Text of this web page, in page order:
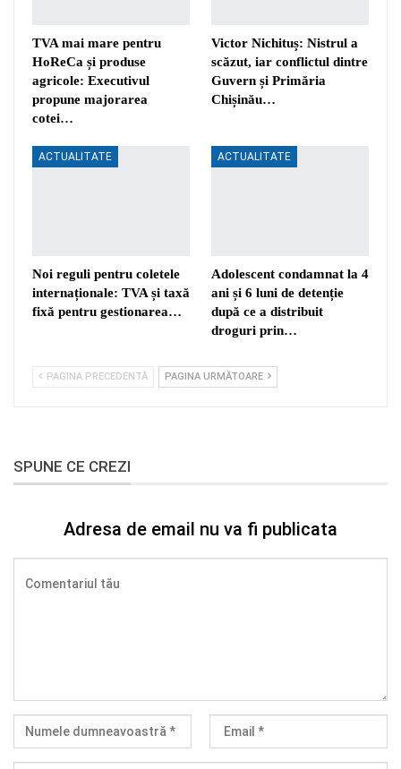
TVA mai mare pentru
HoReCa și produse
agricole: Executivul
propune majorarea
cotei…
Victor Nichituș: Nistrul a
scăzut, iar conflictul dintre
Guvern și Primăria
Chișinău…
ACTUALITATE
Noi reguli pentru coletele
internaționale: TVA și taxă
fixă pentru gestionarea…
ACTUALITATE
Adolescent condamnat la 4
ani și 6 luni de detenție
după ce a distribuit
droguri prin…
PAGINA PRECEDENTĂ PAGINA URMĂTOARE
SPUNE CE CREZI
Adresa de email nu va fi publicata